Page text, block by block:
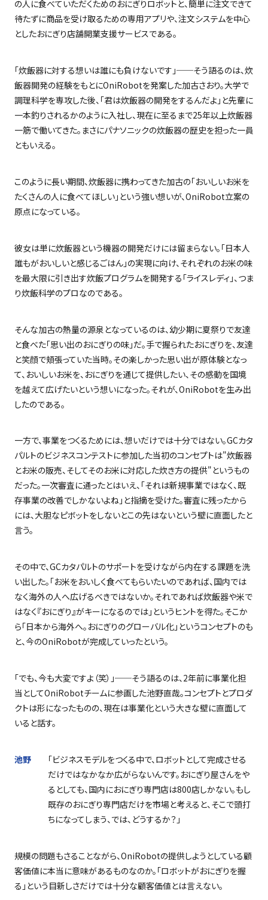
の人に食べていただくためのおにぎりロボットと、簡単に注文できて
待たずに商品を受け取るための専用アプリや、注文システムを中心
としたおにぎり店舗開業支援サービスである。
「炊飯器に対する想いは誰にも負けないです」──そう語るのは、炊
飯器開発の経験をもとにOniRobotを発案した加古さおり。大学で
調理科学を専攻した後、「君は炊飯器の開発をするんだよ」と先輩に
一本釣りされるかのように入社し、現在に至るまで25年以上炊飯器
一筋で働いてきた。まさにパナソニックの炊飯器の歴史を担った一員
ともいえる。
このように長い期間、炊飯器に携わってきた加古の「おいしいお米を
たくさんの人に食べてほしい」という強い想いが、OniRobot立案の
原点になっている。
彼女は単に炊飯器という機器の開発だけには留まらない。「日本人
誰もがおいしいと感じるごはん」の実現に向け、それぞれのお米の味
を最大限に引き出す炊飯プログラムを開発する「ライスレディ」、つま
り炊飯科学のプロなのである。
そんな加古の熱量の源泉となっているのは、幼少期に夏祭りで友達
と食べた「思い出のおにぎりの味」だ。手で握られたおにぎりを、友達
と笑顔で頬張っていた当時。その楽しかった思い出が原体験となっ
て、おいしいお米を、おにぎりを通じて提供したい、その感動を国境
を越えて広げたいという想いになった。それが、OniRobotを生み出
したのである。
一方で、事業をつくるためには、想いだけでは十分ではない。GCカタ
パルトのビジネスコンテストに参加した当初のコンセプトは"炊飯器
とお米の販売、そしてそのお米に対応した炊き方の提供"というもの
だった。一次審査に通ったとはいえ、「それは新規事業ではなく、既
存事業の改善でしかないよね」と指摘を受けた。審査に残ったから
には、大胆なピボットをしないとこの先はないという壁に直面したと
言う。
その中で、GCカタパルトのサポートを受けながら内在する課題を洗
い出した。「お米をおいしく食べてもらいたいのであれば、国内では
なく海外の人へ広げるべきではないか。それであれば炊飯器や米で
はなく『おにぎり』がキーになるのでは」というヒントを得た。そこか
ら「日本から海外へ。おにぎりのグローバル化」というコンセプトのも
と、今のOniRobotが完成していったという。
「でも、今も大変ですよ（笑）」──そう語るのは、2年前に事業化担
当としてOniRobotチームに参画した池野直哉。コンセプトとプロダ
クトは形になったものの、現在は事業化という大きな壁に直面して
いると話す。
池野
「ビジネスモデルをつくる中で、ロボットとして完成させる
だけではなかなか広がらないんです。おにぎり屋さんをや
るとしても、国内におにぎり専門店は800店しかない。もし
既存のおにぎり専門店だけを市場と考えると、そこで頭打
ちになってしまう、では、どうするか？」
規模の問題もさることながら、OniRobotの提供しようとしている顧
客価値に本当に意味があるものなのか。「ロボットがおにぎりを握
る」という目新しさだけでは十分な顧客価値とは言えない。